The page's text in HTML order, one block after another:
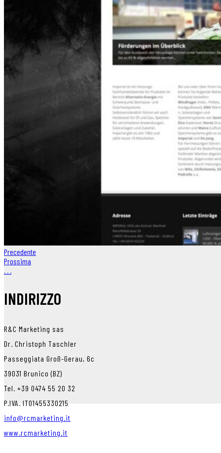
Precedente
Prossima
INDIRIZZO
R&C Marketing sas
Dr. Christoph Taschler
Passeggiata Groß-Gerau, 6c
39031 Brunico (BZ)
Tel. +39 0474 55 20 32
P.IVA. IT01455330215
info@rcmarketing.it
www.rcmarketing.it